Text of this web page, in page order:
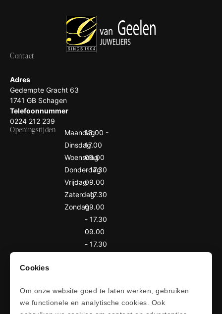
Cookies
Om onze website goed te laten werken, gebruiken
we functionele en analytische cookies. Ook
Contact
Adres
Gedempte Gracht 63
1741 GB Schagen
Telefoonnummer
0224 212 239
Openingstijden
Maandag
Dinsdag
Woensdag
Donderdag
Vrijdag
Zaterdag
Zondag
13.00 -
17.00
09.00
- 17.30
09.00
- 17.30
09.00
- 17.30
09.00
- 17.30
Navigatie